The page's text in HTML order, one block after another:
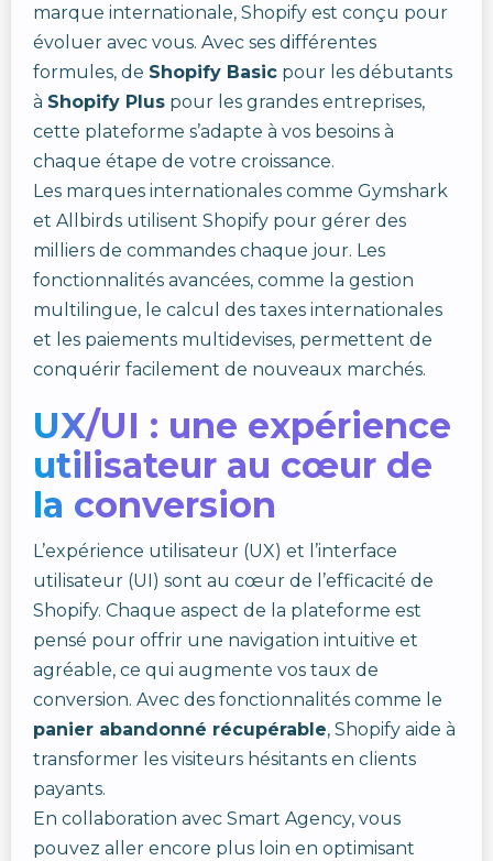
marque internationale, Shopify est conçu pour
évoluer avec vous. Avec ses différentes
formules, de Shopify Basic pour les débutants
à Shopify Plus pour les grandes entreprises,
cette plateforme s’adapte à vos besoins à
chaque étape de votre croissance.
Les marques internationales comme Gymshark
et Allbirds utilisent Shopify pour gérer des
milliers de commandes chaque jour. Les
fonctionnalités avancées, comme la gestion
multilingue, le calcul des taxes internationales
et les paiements multidevises, permettent de
conquérir facilement de nouveaux marchés.
UX/UI : une expérience
utilisateur au cœur de
la conversion
L’expérience utilisateur (UX) et l’interface
utilisateur (UI) sont au cœur de l’efficacité de
Shopify. Chaque aspect de la plateforme est
pensé pour offrir une navigation intuitive et
agréable, ce qui augmente vos taux de
conversion. Avec des fonctionnalités comme le
panier abandonné récupérable, Shopify aide à
transformer les visiteurs hésitants en clients
payants.
En collaboration avec Smart Agency, vous
pouvez aller encore plus loin en optimisant